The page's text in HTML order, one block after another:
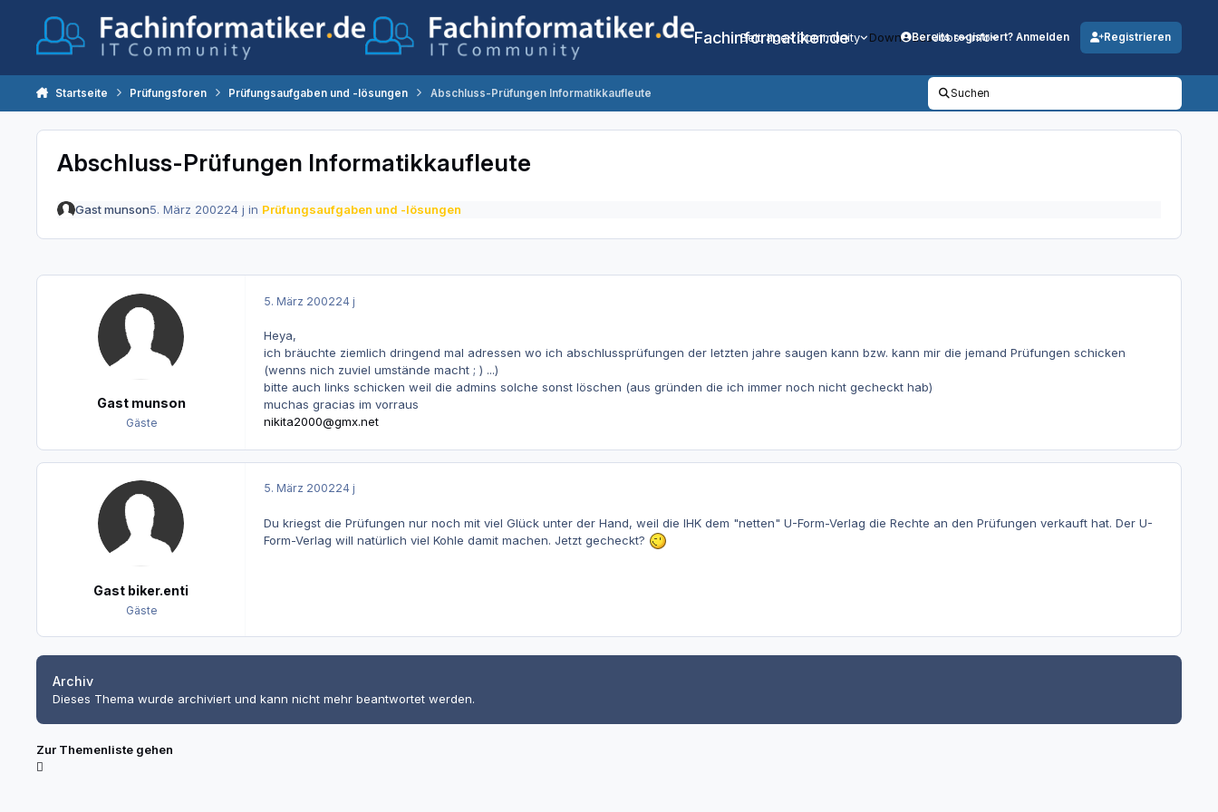
Fachinformatiker.de
Beiträge Community DownloadsJobs Info
Bereits registriert? Anmelden Registrieren
Startseite Prüfungsforen Prüfungsaufgaben und -lösungen Abschluss-Prüfungen Informatikkaufleute Suchen
Abschluss-Prüfungen Informatikkaufleute
Gast munson5. März 200224 j in Prüfungsaufgaben und -lösungen
Gast munson
Gäste
5. März 200224 j
Heya,
ich bräuchte ziemlich dringend mal adressen wo ich abschlussprüfungen der letzten jahre saugen kann bzw. kann mir die jemand Prüfungen schicken
(wenns nich zuviel umstände macht ; ) ...)
bitte auch links schicken weil die admins solche sonst löschen (aus gründen die ich immer noch nicht gecheckt hab)
muchas gracias im vorraus
nikita2000@gmx.net
Gast biker.enti
Gäste
5. März 200224 j
Du kriegst die Prüfungen nur noch mit viel Glück unter der Hand, weil die IHK dem "netten" U-Form-Verlag die Rechte an den Prüfungen verkauft hat. Der U-
Form-Verlag will natürlich viel Kohle damit machen. Jetzt gecheckt?
Archiv
Dieses Thema wurde archiviert und kann nicht mehr beantwortet werden.
Zur Themenliste gehen